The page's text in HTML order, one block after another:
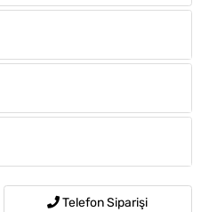
Telefon Siparişi